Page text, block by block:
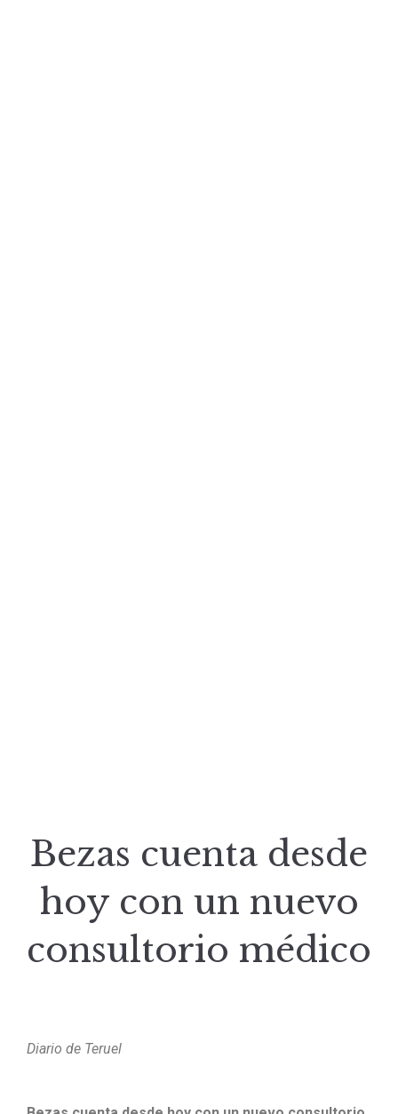
Bezas cuenta desde
hoy con un nuevo
consultorio médico
Diario de Teruel